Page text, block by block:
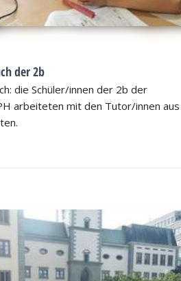
der 2b
die Schüler/innen der 2b der
arbeiteten mit den Tutor/innen